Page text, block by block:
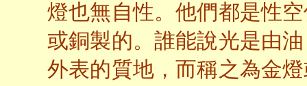
燈也無自性。他們都是性
或銅製的。誰能說光是由
外表的質地，而稱之為金